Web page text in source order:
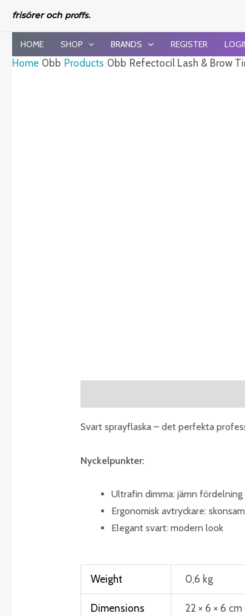
content
frisörer och proffs.
HOME SHOP BRANDS REGISTER
Home Products Refectocil Lash & Brow
Svart sprayflaska – det perfekta
Nyckelpunkter:
Ultrafin dimma: jämn fördelning
Ergonomisk avtryckare:
Elegant svart: modern look
Weight 0,6 kg
Dimensions 22 × 6 × 6 cm